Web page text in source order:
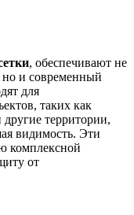
, обеспечивают не
но и современный
для
таких как
территории,
видимость. Эти
комплексной
от